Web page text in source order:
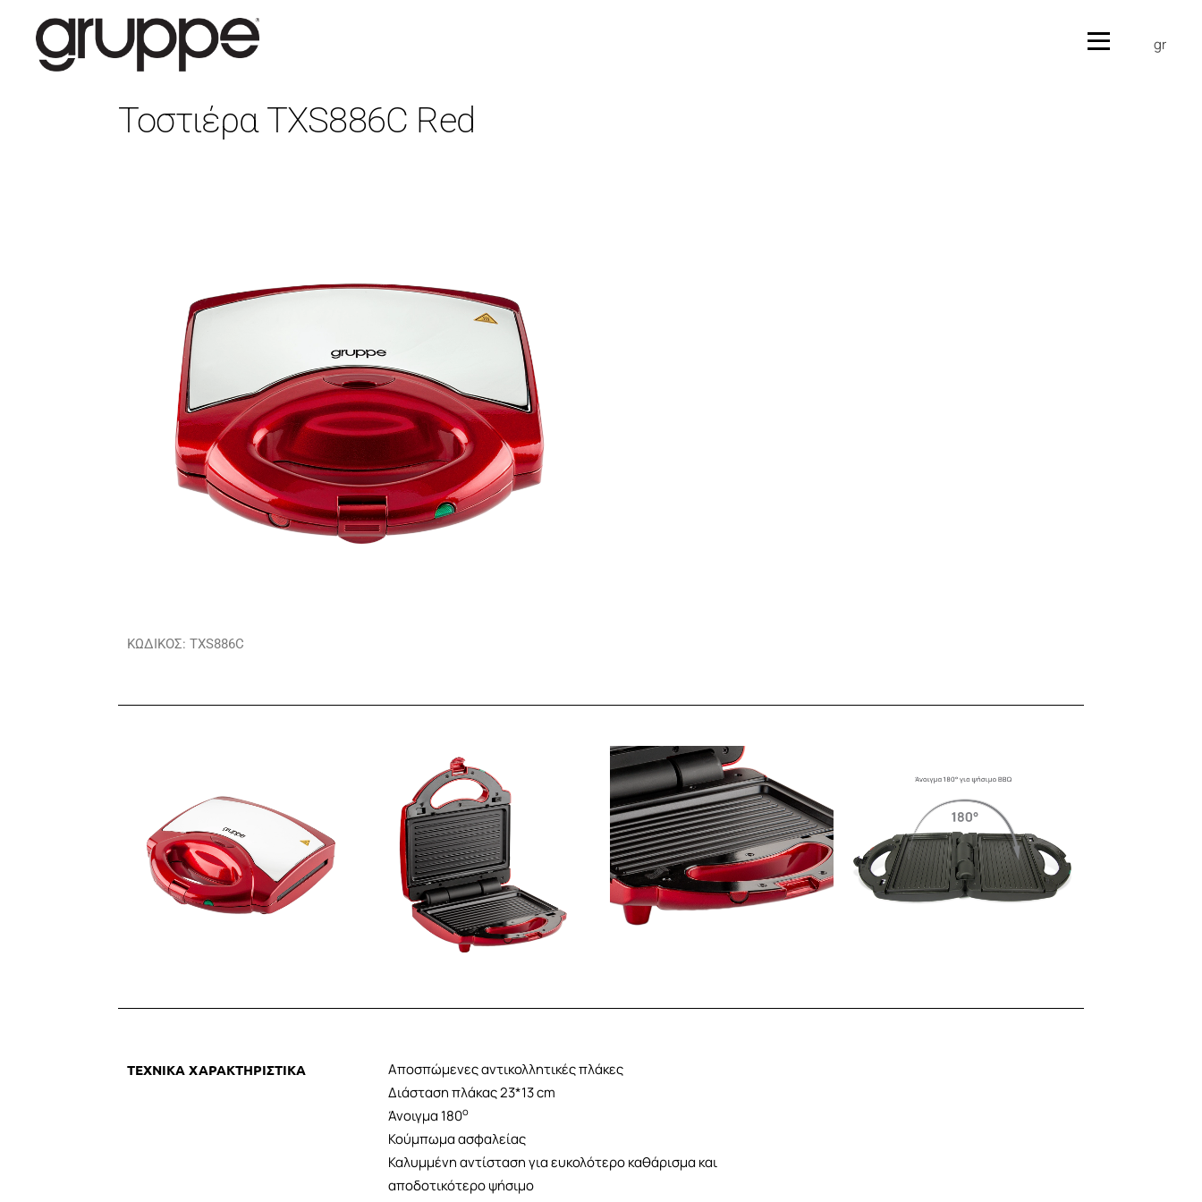
gr
en
Τοστιέρα TXS886C Red
ΚΩΔΙΚΟΣ: TXS886C
ΤΕΧΝΙΚΑ ΧΑΡΑΚΤΗΡΙΣΤΙΚΑ
Αποσπώμενες αντικολλητικές πλάκες
Διάσταση πλάκας 23*13 cm
Άνοιγμα 180ο
Κούμπωμα ασφαλείας
Καλυμμένη αντίσταση για ευκολότερο καθάρισμα και
αποδοτικότερο ψήσιμο